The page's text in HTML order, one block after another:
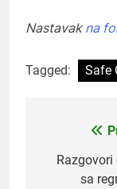
Nastavak na
Tagged: Safe
sa